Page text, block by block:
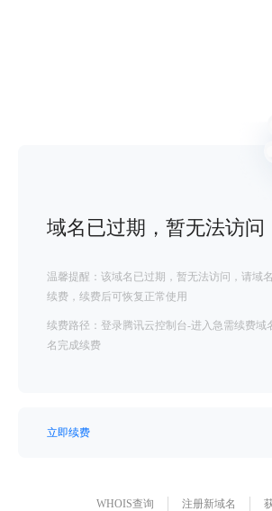
域名已过期，暂无法访问
温馨提醒：该域名已过期，暂无法访问，请域
续费，续费后可恢复正常使用
续费路径：登录腾讯云控制台-进入急需续费域
名完成续费
立即续费
WHOIS查询 注册新域名